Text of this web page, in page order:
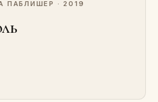
ПАБЛИШЕР · 2019